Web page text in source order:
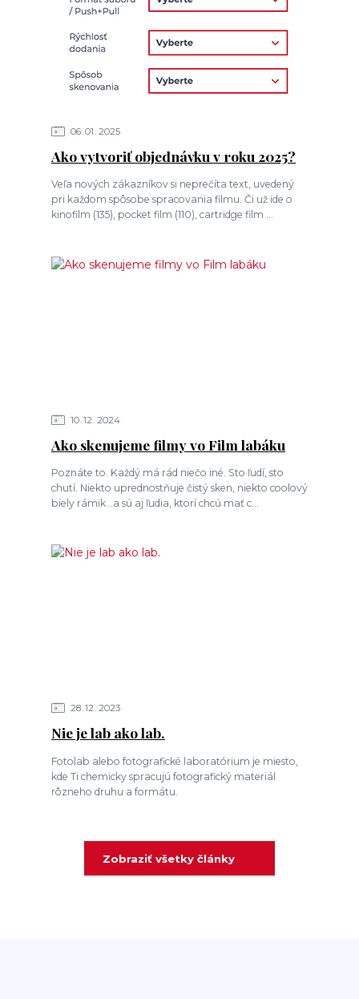
06 01 2025
Ako vytvoriť objednávku v roku 2025?
Veľa nových zákazníkov si neprečíta text, uvedený
pri každom spôsobe spracovania filmu. Či už ide o
kinofilm (135), pocket film (110), cartridge film ...
10 12 2024
Ako skenujeme filmy vo Film labáku
Poznáte to. Každý má rád niečo iné. Sto ľudí, sto
chutí. Niekto uprednostňuje čistý sken, niekto coolový
biely rámik...a sú aj ľudia, ktorí chcú mať c...
28 12 2023
Nie je lab ako lab.
Fotolab alebo fotografické laboratórium je miesto,
kde Ti chemicky spracujú fotografický materiál
rôzneho druhu a formátu.
Zobraziť všetky články